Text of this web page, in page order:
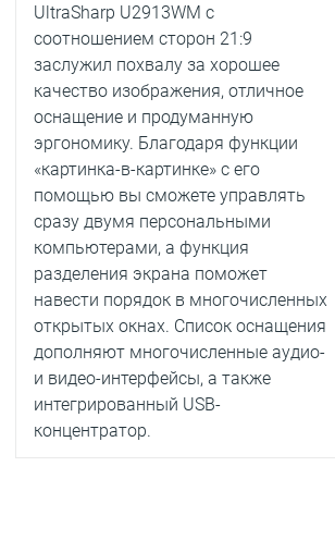
UltraSharp U2913WM с
соотношением сторон 21:9
заслужил похвалу за хорошее
качество изображения, отличное
оснащение и продуманную
эргономику. Благодаря функции
«картинка-в-картинке» с его
помощью вы сможете управлять
сразу двумя персональными
компьютерами, а функция
разделения экрана поможет
навести порядок в многочисленных
открытых окнах. Список оснащения
дополняют многочисленные аудио-
и видео-интерфейсы, а также
интегрированный USB-
концентратор.